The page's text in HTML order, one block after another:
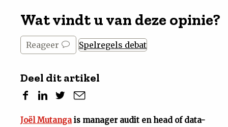
Wat vindt u van deze opinie?
Reageer Spelregels debat
Deel dit artikel
Joël Mutangais manager audit en head of data-